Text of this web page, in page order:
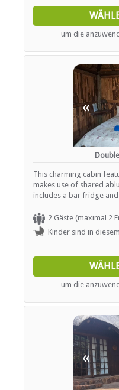
Parken
Standardkonf.
Teambuilding-
ESSEN UND
Bar (voll lizenziert)
Braai / Grill (BBQ)
Kostenloser Tee /
Restaurant /
um die
«
This charming cabin
makes use of shared
includes a bar fridge
Guests can relax on the
furniture and a BBQ/raai
2 Gäste (maximal 2
Kinder sind in
um die
«